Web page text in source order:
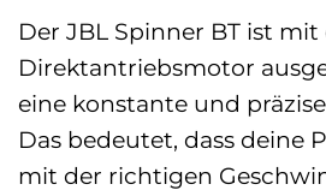
Der JBL Spinner BT ist
Direktantriebsmotor
eine konstante und
Das bedeutet, dass deine
mit der richtigen